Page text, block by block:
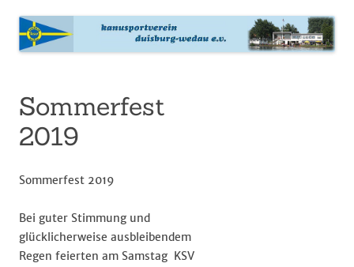
Sommerfest
2019
Sommerfest 2019
Bei guter Stimmung und
glücklicherweise ausbleibendem
Regen feierten am Samstag KSV